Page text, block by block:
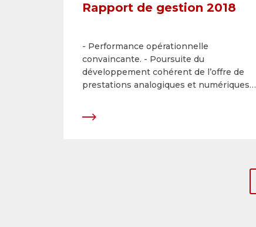
Rapport de gestion 2018
- Performance opérationnelle
convaincante. - Poursuite du
développement cohérent de l’offre de
prestations analogiques et numériques. -